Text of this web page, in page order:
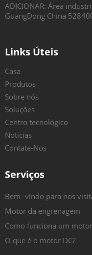
ADICIONAR: Área
GuangDong China
Links Úteis
Casa
Produtos
Sobre nós
Soluções
Centro tecnológico
Notícias
Contate-Nos
Serviços
Bem -vindo para nos
Motor da engrenagem
Como funciona um
O que é o motor DC?